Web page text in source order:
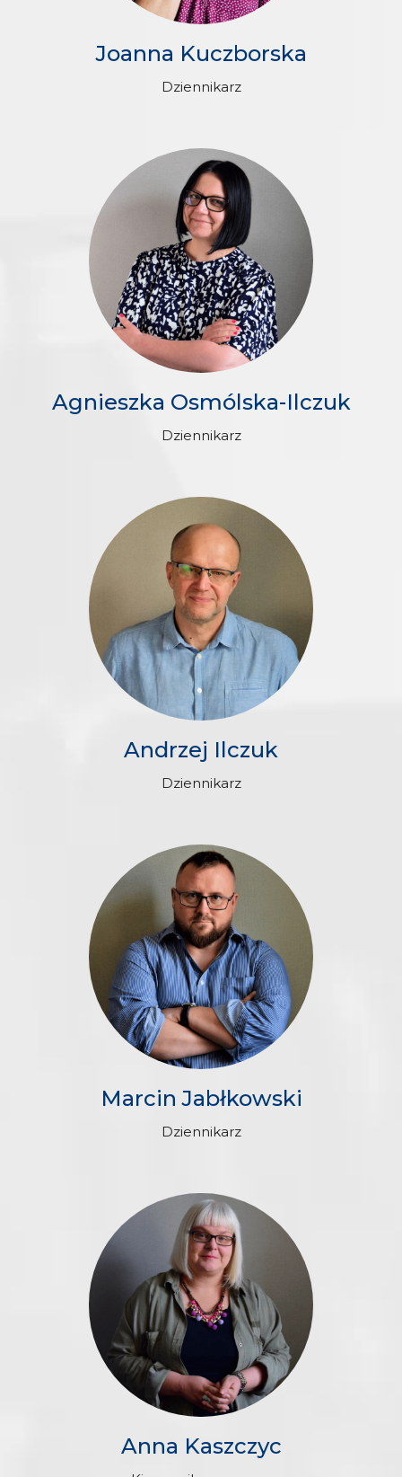
Joanna Kuczborska
Dziennikarz
Agnieszka Osmólska-Ilczuk
Dziennikarz
Andrzej Ilczuk
Dziennikarz
Marcin Jabłkowski
Dziennikarz
Anna Kaszczyc